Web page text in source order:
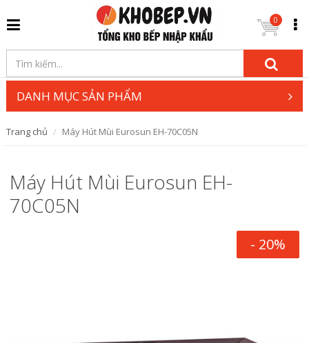
0
DANH MỤC SẢN PHẨM
Trang chủ Máy Hút Mùi Eurosun EH-70C05N
Máy Hút Mùi Eurosun EH-
70C05N
- 20%